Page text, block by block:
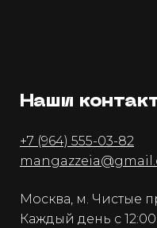
Наши
+7 (964) 555-03-82
Москва, м. Чистые
Каждый день с